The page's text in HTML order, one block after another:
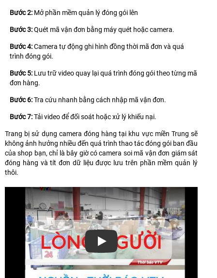
Bước 2: Mở phần mềm quản lý đóng gói lên
Bước 3:Quét mã vận đơn bằng máy quét hoặc camera.
Bước 4:Camera tự động ghi hình đồng thời mã đơn và quá
trình đóng gói.
Bước 5: Lưu trữ video quay lại quá trình đóng gói theo từng mã
đơn hàng.
Bước 6:Tra cứu nhanh bằng cách nhập mã vận đơn.
Bước 7:Tải video để đối soát hoặc xử lý khiếu nại.
Trang bị sử dụng camera đóng hàng tại khu vực miền Trung sẽ
không ảnh hưởng nhiều đến quá trình thao tác đóng gói ban đầu
của shop bạn, chỉ là bây giờ có camera soi mã vận đơn giám sát
đóng hàng và tít đơn dữ liệu được lưu trên phần mềm quản lý
thôi.